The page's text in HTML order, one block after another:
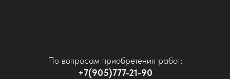
По вопросам приобретения работ:
+7(905)777-21-90